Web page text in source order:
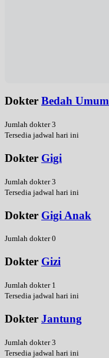
Dokter Bedah Umum
Jumlah dokter 3
Tersedia jadwal hari ini
Dokter Gigi
Jumlah dokter 3
Tersedia jadwal hari ini
Dokter Gigi Anak
Jumlah dokter 0
Dokter Gizi
Jumlah dokter 1
Tersedia jadwal hari ini
Dokter Jantung
Jumlah dokter 3
Tersedia jadwal hari ini